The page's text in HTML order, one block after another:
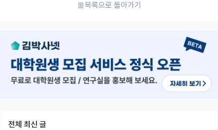
목록으로 돌아가기
전체 최신 글